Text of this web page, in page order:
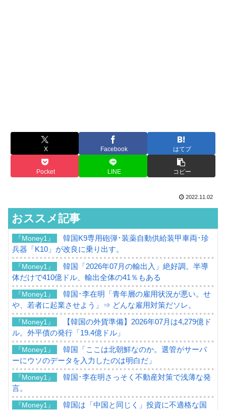
X Facebook はてブ
Pocket LINE コピー
2022.11.02
おススメ記事
『Money1』
韓国K9専用砲弾･装薬自動供給装甲車両･珍
兵器「K10」が改良に乗り出す。
『Money1』
韓国「2026年07月の輸出入」絶好調。半導
体だけで410億ドル、輸出全体の41％もある
『Money1』
韓国･李在明「青年層の雇用状況が悪い。せ
や、若者に起業させよう」⇒ どんな雇用対策だソレ。
『Money1』
【韓国の外貨準備】2026年07月は4,279億ド
ル。外平債の発行「19.4億ドル」
『Money1』
韓国「ここは北朝鮮なのか。選管がサーバ
ーにウソのデータを入力したのは明白だ」
『Money1』
韓国･李在明さっそく不動産対策で浅薄な発
言。
『Money1』
韓国は「中国と同じく」投資に不適格な国